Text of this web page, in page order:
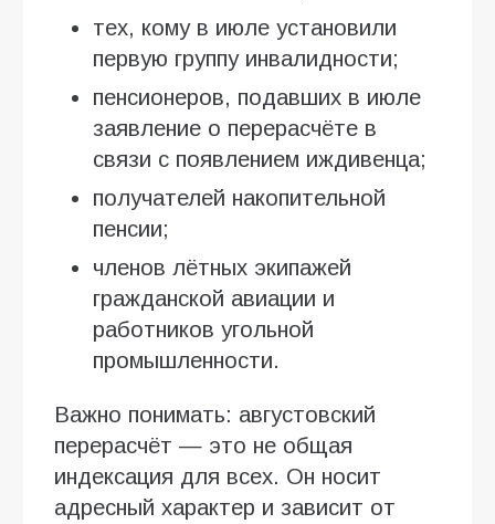
тех, кому в июле установили
первую группу инвалидности;
пенсионеров, подавших в июле
заявление о перерасчёте в
связи с появлением иждивенца;
получателей накопительной
пенсии;
членов лётных экипажей
гражданской авиации и
работников угольной
промышленности.
Важно понимать: августовский
перерасчёт — это не общая
индексация для всех. Он носит
адресный характер и зависит от